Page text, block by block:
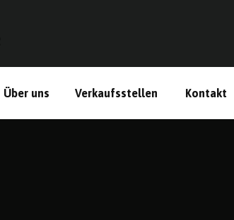
Über uns Verkaufsstellen Kontakt